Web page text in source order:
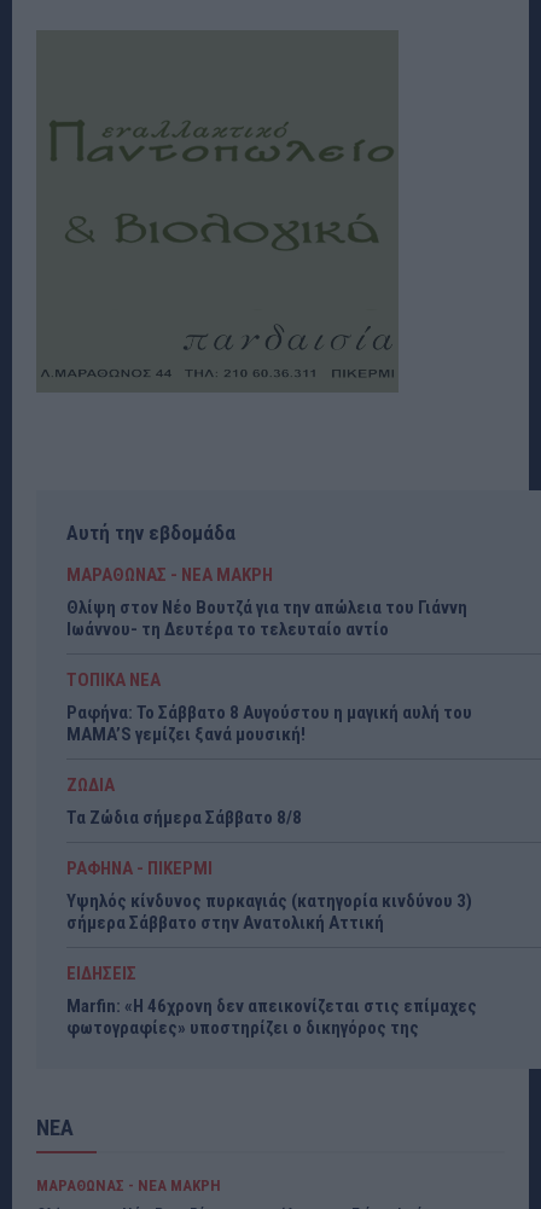
Αυτή την εβδομάδα
ΜΑΡΑΘΩΝΑΣ - ΝΕΑ ΜΑΚΡΗ
Θλίψη στον Νέο Βουτζά για την απώλεια του Γιάννη
Ιωάννου- τη Δευτέρα το τελευταίο αντίο
ΤΟΠΙΚΑ ΝΕΑ
Ραφήνα: Το Σάββατο 8 Αυγούστου η μαγική αυλή του
MAMA’S γεμίζει ξανά μουσική!
ΖΩΔΙΑ
Τα Ζώδια σήμερα Σάββατο 8/8
ΡΑΦΗΝΑ - ΠΙΚΕΡΜΙ
Υψηλός κίνδυνος πυρκαγιάς (κατηγορία κινδύνου 3)
σήμερα Σάββατο στην Ανατολική Αττική
ΕΙΔΗΣΕΙΣ
Marfin: «Η 46χρονη δεν απεικονίζεται στις επίμαχες
φωτογραφίες» υποστηρίζει ο δικηγόρος της
ΝΕΑ
ΜΑΡΑΘΩΝΑΣ - ΝΕΑ ΜΑΚΡΗ